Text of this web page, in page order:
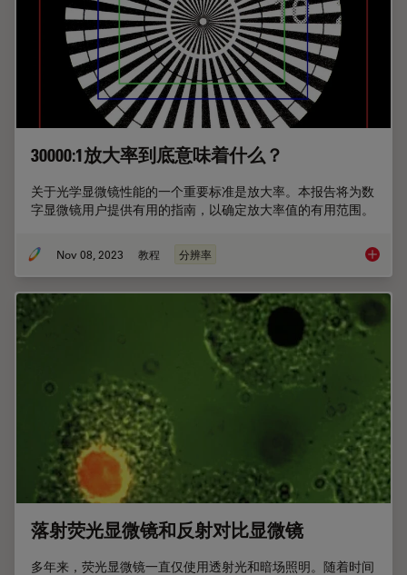
30000:1放大率到底意味着什么？
关于光学显微镜性能的一个重要标准是放大率。本报告将为数
字显微镜用户提供有用的指南，以确定放大率值的有用范围。
Nov 08, 2023 教程 分辨率
落射荧光显微镜和反射对比显微镜
多年来，荧光显微镜一直仅使用透射光和暗场照明。随着时间